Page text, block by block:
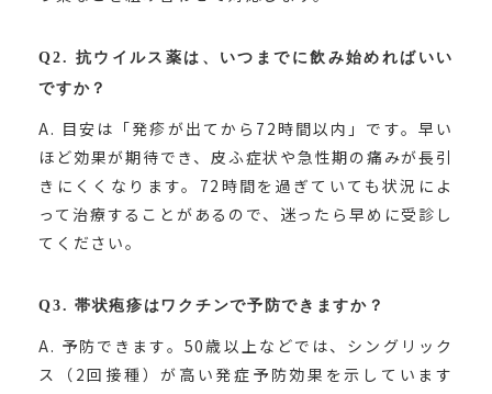
Q2. 抗ウイルス薬は、いつまでに飲み始めればいい
ですか？
A. 目安は「発疹が出てから72時間以内」です。早い
ほど効果が期待でき、皮ふ症状や急性期の痛みが長引
きにくくなります。72時間を過ぎていても状況によ
って治療することがあるので、迷ったら早めに受診し
てください。
Q3. 帯状疱疹はワクチンで予防できますか？
A. 予防できます。50歳以上などでは、シングリック
ス（2回接種）が高い発症予防効果を示しています